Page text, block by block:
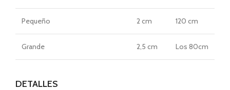
Pequeño 2 cm 120 cm
Grande 2,5 cm Los 80cm
DETALLES